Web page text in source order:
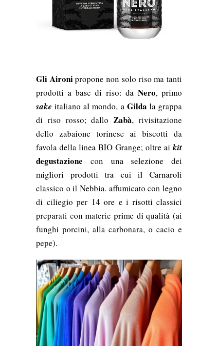
Gli Aironipropone non solo riso ma tanti
prodotti a base di riso: da Nero, primo
sake italiano al mondo, a Gilda la grappa
di riso rosso; dalloZabà, rivisitazione
dello zabaione torinese ai biscotti da
favola della linea BIO Grange; oltre aikit
degustazione con una selezione dei
migliori prodotti tra cui il Carnaroli
classico o il Nebbia. affumicato con legno
di ciliegio per 14 ore e i risotti classici
preparati con materie prime di qualità (ai
funghi porcini, alla carbonara, o cacio e
pepe).